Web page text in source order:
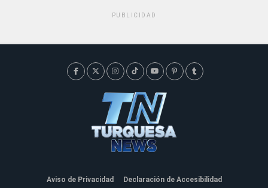
PUBLICIDAD
Aviso de Privacidad Declaración de Accesibilidad